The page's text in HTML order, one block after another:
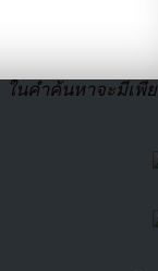
นคำค้นหาจะมีเพี